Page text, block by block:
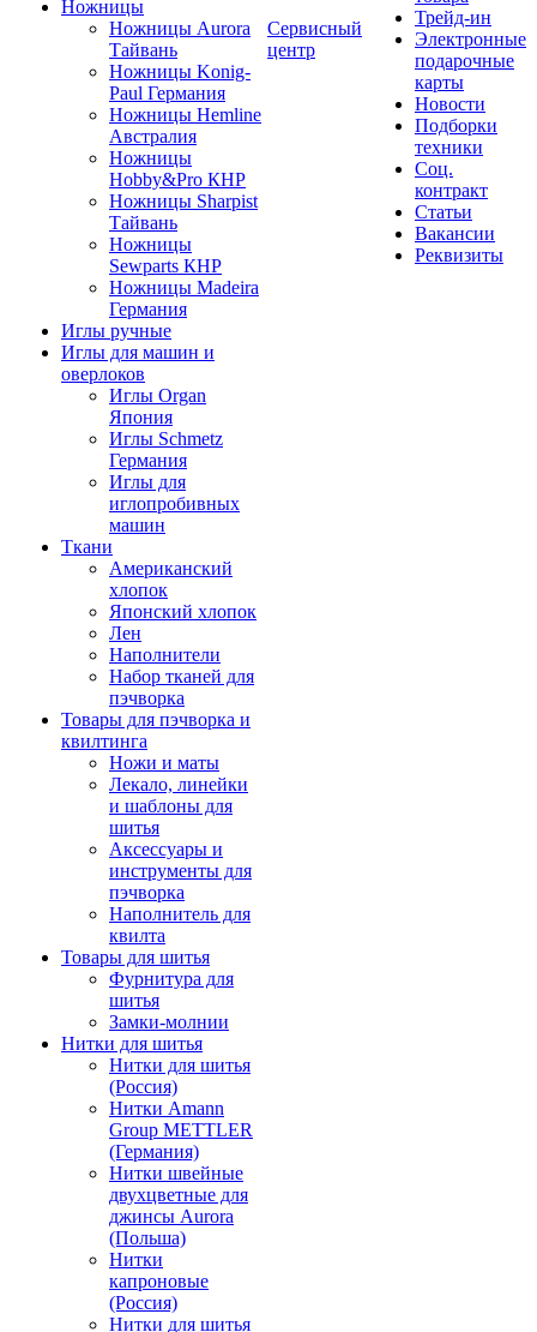
Ножницы
Ножницы Aurora
Тайвань
Ножницы Konig-
Paul Германия
Ножницы Hemline
Австралия
Ножницы
Hobby&Pro КНР
Ножницы Sharpist
Тайвань
Ножницы
Sewparts КНР
Ножницы Madeira
Германия
Иглы ручные
Иглы для машин и
оверлоков
Иглы Organ
Япония
Иглы Schmetz
Германия
Иглы для
иглопробивных
машин
Ткани
Американский
хлопок
Японский хлопок
Лен
Наполнители
Набор тканей для
пэчворка
Товары для пэчворка и
квилтинга
Ножи и маты
Лекало, линейки
и шаблоны для
шитья
Аксессуары и
инструменты для
пэчворка
Наполнитель для
квилта
Товары для шитья
Фурнитура для
шитья
Замки-молнии
Нитки для шитья
Нитки для шитья
(Россия)
Нитки Amann
Group METTLER
(Германия)
Нитки швейные
двухцветные для
джинсы Aurora
(Польша)
Нитки
капроновые
(Россия)
Нитки для шитья
Сервисный
центр
Трейд-ин
Электронные
подарочные
карты
Новости
Подборки
техники
Соц.
контракт
Статьи
Вакансии
Реквизиты